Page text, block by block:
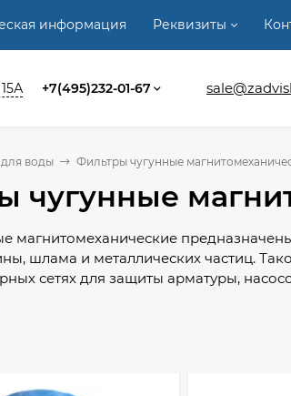
информация Реквизиты
+7(495)232-01-67
воды Фильтры чугунные
чугунные
магнитомеханические
шлама и металлических частиц.
сетях для защиты арматуры,
фильтра сочетает
в процессе эксплуатации.
магнитомеханического фильтра